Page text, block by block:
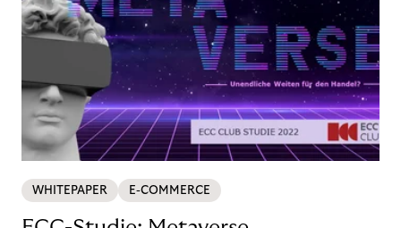
WHITEPAPER E-COMMERCE